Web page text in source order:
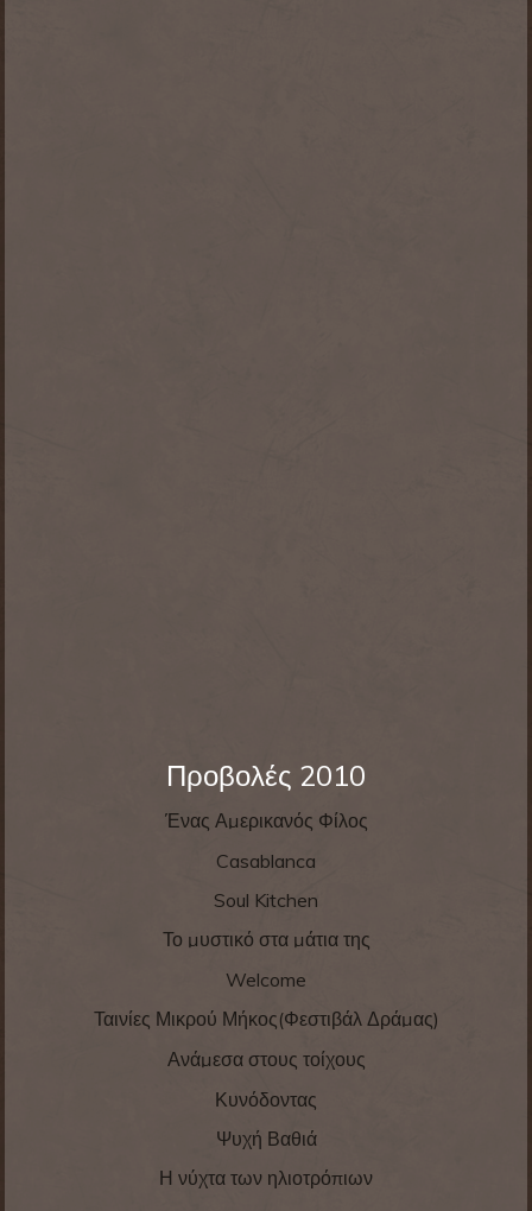
Προβολές 2010
Ένας Αμερικανός Φίλος
Casablanca
Soul Kitchen
Το μυστικό στα μάτια της
Welcome
Ταινίες Μικρού Μήκος(Φεστιβάλ Δράμας)
Ανάμεσα στους τοίχους
Κυνόδοντας
Ψυχή Βαθιά
Η νύχτα των ηλιοτρόπιων